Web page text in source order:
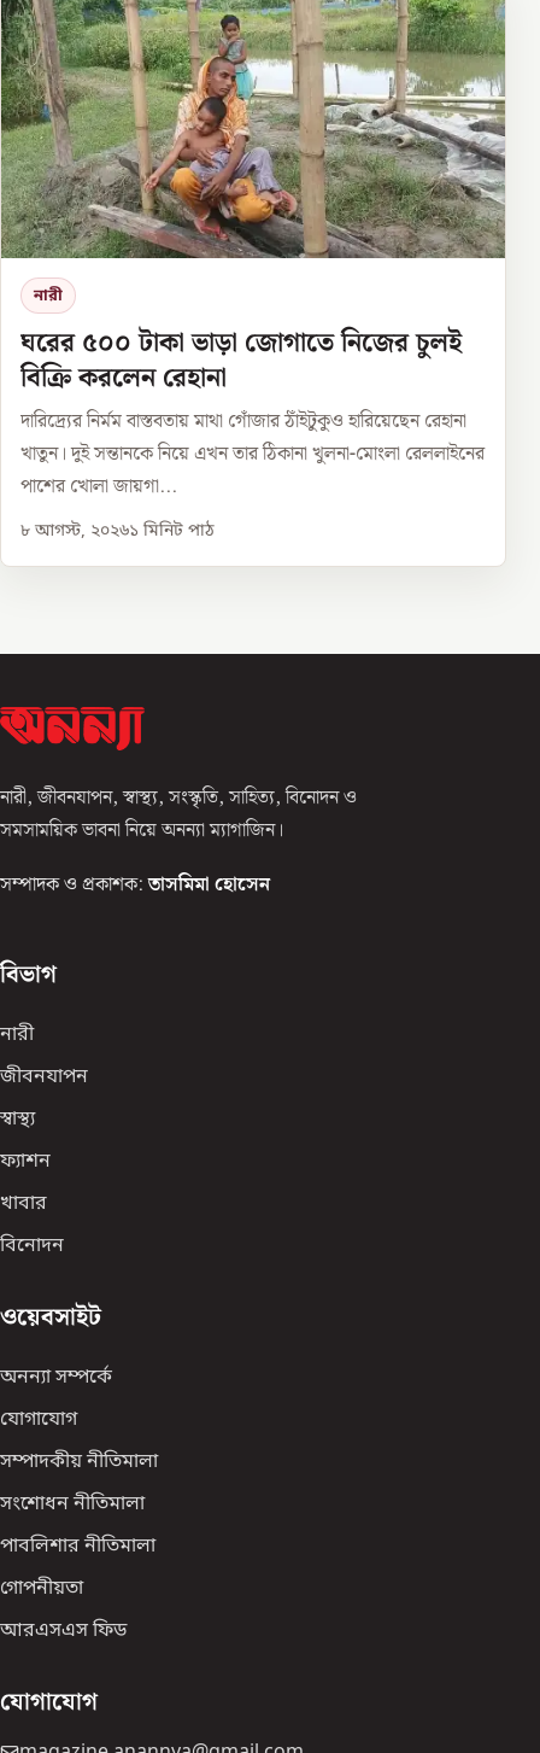
নারী
ঘরের ৫০০ টাকা ভাড়া জোগাতে নিজের চুলই
বিক্রি করলেন রেহানা
দারিদ্র্যের নির্মম বাস্তবতায় মাথা গোঁজার ঠাঁইটুকুও হারিয়েছেন রেহানা
খাতুন। দুই সন্তানকে নিয়ে এখন তার ঠিকানা খুলনা-মোংলা রেললাইনের
পাশের খোলা জায়গা...
৮ আগস্ট, ২০২৬১ মিনিট পাঠ
নারী, জীবনযাপন, স্বাস্থ্য, সংস্কৃতি, সাহিত্য, বিনোদন ও
সমসাময়িক ভাবনা নিয়ে অনন্যা ম্যাগাজিন।
সম্পাদক ও প্রকাশক: তাসমিমা হোসেন
বিভাগ
নারী
জীবনযাপন
স্বাস্থ্য
ফ্যাশন
খাবার
বিনোদন
ওয়েবসাইট
অনন্যা সম্পর্কে
যোগাযোগ
সম্পাদকীয় নীতিমালা
সংশোধন নীতিমালা
পাবলিশার নীতিমালা
গোপনীয়তা
আরএসএস ফিড
যোগাযোগ